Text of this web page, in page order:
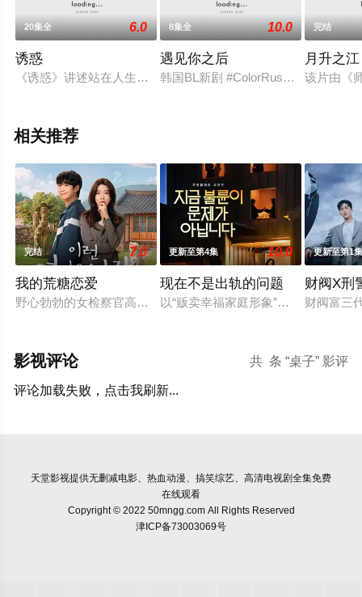
20集全 6.0
诱惑
《诱惑》讲述站在人生悬崖上的男人得到充满诱惑力的提议后
8集全 10.0
遇见你之后
韩国BL新剧 #ColorRush# 要来啦，
完结
月升之江
该片由《
相关推荐
完结 7.0
我的荒糖恋爱
野心勃勃的女检察官高恩世（贺营 饰）意外失忆，住进拳击教
更新至第4集 10.0
现在不是出轨的问题
以“贩卖幸福家庭形象”赚钱的网红夫
更新至第1
财阀X刑
财阀富三
共 条 “桌子” 影评
影视评论
评论加载失败，点击我刷新...
天堂影视提供无删减电影、热血动漫、搞笑综艺、高清电视剧全集免费
在线观看
Copyright © 2022 50mngg.com All Rights Reserved
津ICP备73003069号